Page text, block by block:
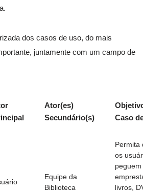
dos casos de uso, do mais
juntamente com um campo de
Ator(es)
Secundário(s)
Caso
Equipe da
Biblioteca
Permita
os
peguem
livros,